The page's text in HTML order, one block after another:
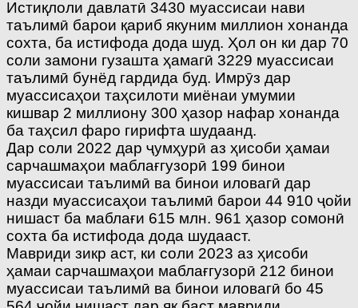
Истиқлоли давлатӣ 3430 муассисаи нави
таълимӣ барои қариб якуним миллион хонанда
сохта, ба истифода дода шуд. Ҳол он ки дар 70
соли замони гузашта ҳамагӣ 3229 муассисаи
таълимӣ бунёд гардида буд. Имрӯз дар
муассисаҳои таҳсилоти миёнаи умумии
кишвар 2 миллиону 300 ҳазор нафар хонанда
ба таҳсил фаро гирифта шудаанд.
Дар соли 2022 дар ҷумҳурӣ аз ҳисоби ҳамаи
сарчашмаҳои маблағгузорӣ 199 бинои
муассисаи таълимӣ ва бинои иловагӣ дар
назди муассисаҳои таълимӣ барои 44 910 ҷойи
нишаст ба маблағи 615 млн. 961 ҳазор сомонӣ
сохта ба истифода дода шудааст.
Мавриди зикр аст, ки соли 2023 аз ҳисоби
ҳамаи сарчашмаҳои маблағгузорӣ 212 бинои
муассисаи таълимӣ ва бинои иловагӣ бо 45